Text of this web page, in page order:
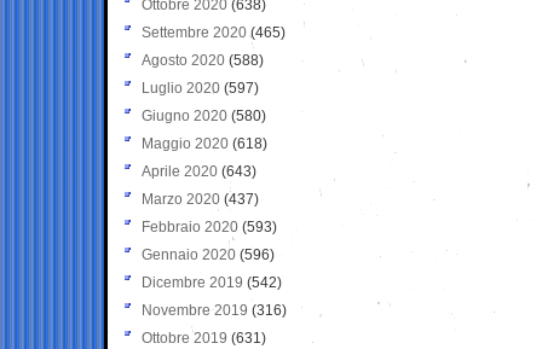
Ottobre 2020 (638)
Settembre 2020(465)
Agosto 2020 (588)
Luglio 2020 (597)
Giugno 2020 (580)
Maggio 2020 (618)
Aprile 2020 (643)
Marzo 2020 (437)
Febbraio 2020 (593)
Gennaio 2020 (596)
Dicembre 2019 (542)
Novembre 2019 (316)
Ottobre 2019 (631)